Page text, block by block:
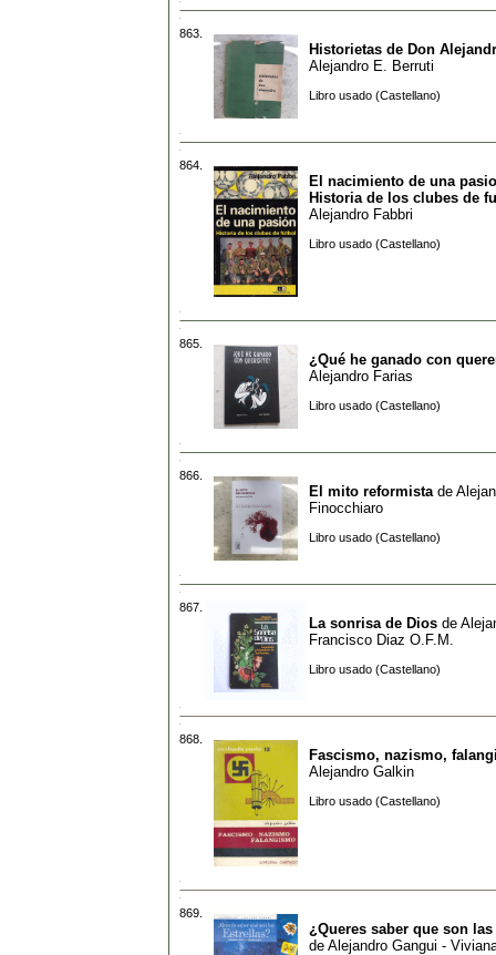
863.
Historietas de Don
Alejandro E. Berruti
Libro usado (Castellano)
864.
El nacimiento de una
Historia de los clubes de
Alejandro Fabbri
Libro usado (Castellano)
865.
¿Qué he ganado con
Alejandro Farias
Libro usado (Castellano)
866.
El mito reformista de
Finocchiaro
Libro usado (Castellano)
867.
La sonrisa de Dios de
Francisco Diaz O.F.M.
Libro usado (Castellano)
868.
Fascismo, nazismo,
Alejandro Galkin
Libro usado (Castellano)
869.
¿Queres saber que son
de Alejandro Gangui -